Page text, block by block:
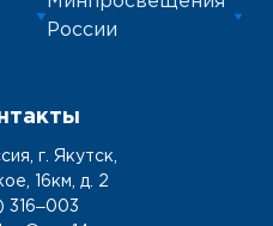
России
г. Якутск,
16км, д. 2
316‒003